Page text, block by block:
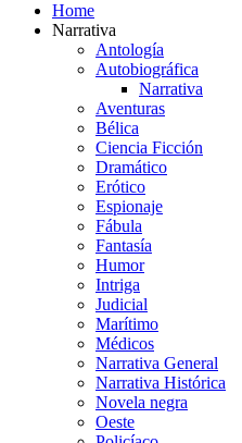
Home
Narrativa
Antología
Autobiográfica
Narrativa
Aventuras
Bélica
Ciencia Ficción
Dramático
Erótico
Espionaje
Fábula
Fantasía
Humor
Intriga
Judicial
Marítimo
Médicos
Narrativa General
Narrativa Histórica
Novela negra
Oeste